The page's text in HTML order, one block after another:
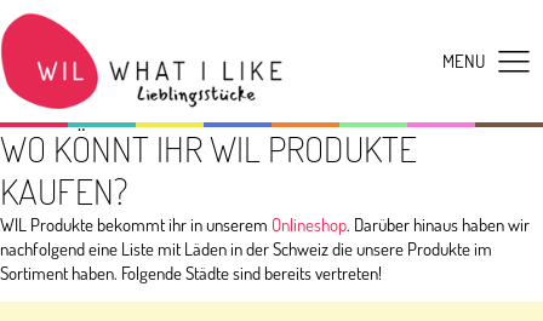
WO KÖNNT IHR WIL PRODUKTE
KAUFEN?
WIL Produkte bekommt ihr in unserem Onlineshop. Darüber hinaus haben wir
nachfolgend eine Liste mit Läden in der Schweiz die unsere Produkte im
Sortiment haben. Folgende Städte sind bereits vertreten!